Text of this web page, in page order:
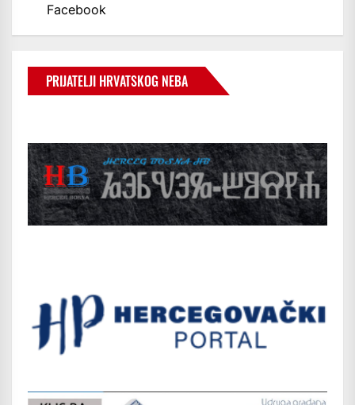
Facebook
PRIJATELJI HRVATSKOG NEBA